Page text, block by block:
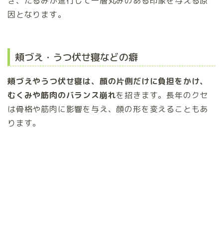
因となります。
頬づえ・うつ伏せ寝などの癖
頬づえやうつ伏せ寝は、顔の片側だけに負担をかけ、
むくみや筋肉のバランス崩れを招きます。長年のクセ
は骨格や筋肉に影響を与え、顔の形を変えることもあ
ります。